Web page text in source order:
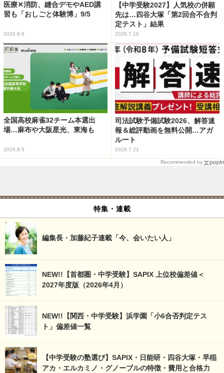
医療✕消防、縫合デモやAED講
習も「おしごと体験博」9/5
2026.8.6
【中学受験2027】人気校の併願
先は…四谷大塚「第2回合不合判
定テスト」結果
2026.7.16
全国高校麻雀32チーム本選出
場…麻布や大阪星光、東海も
2026.8.5
司法試験予備試験2026、解答速
報＆総評動画を無料公開…アガ
ルート
2026.7.21
Recommended by
特集・連載
編集長・加藤紀子連載「今、会いたい人」
NEW!!【首都圏・中学受験】SAPIX 上位校偏差値＜
2027年度版（2026年4月）
NEW!!【関西・中学受験】浜学園「小6合否判定テス
ト」偏差値一覧
【中学受験の塾選び】SAPIX・日能研・四谷大塚・早稲
アカ・エルカミノ・グノーブルの特徴・費用と合格力